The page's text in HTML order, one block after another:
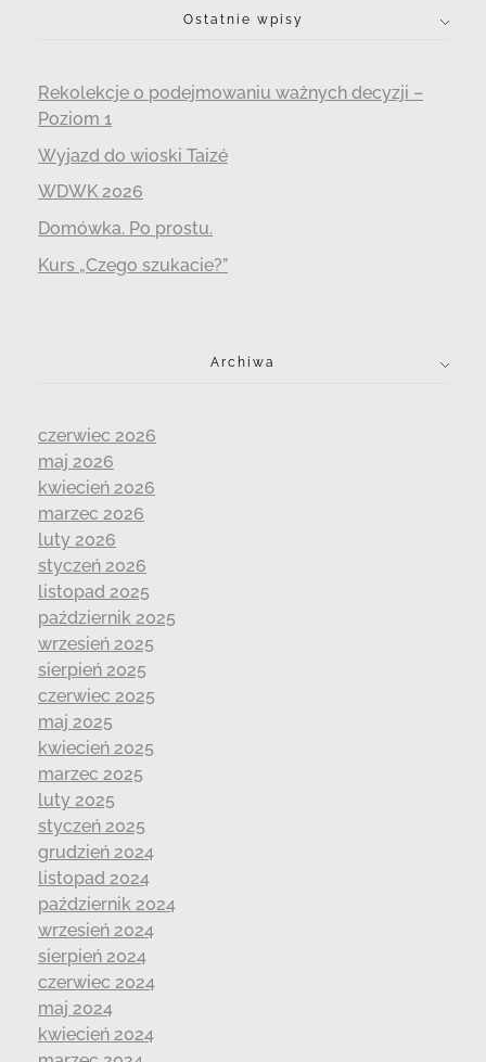
Ostatnie wpisy
Rekolekcje o podejmowaniu ważnych decyzji –
Poziom 1
Wyjazd do wioski Taizé
WDWK 2026
Domówka. Po prostu.
Kurs „Czego szukacie?”
Archiwa
czerwiec 2026
maj 2026
kwiecień 2026
marzec 2026
luty 2026
styczeń 2026
listopad 2025
październik 2025
wrzesień 2025
sierpień 2025
czerwiec 2025
maj 2025
kwiecień 2025
marzec 2025
luty 2025
styczeń 2025
grudzień 2024
listopad 2024
październik 2024
wrzesień 2024
sierpień 2024
czerwiec 2024
maj 2024
kwiecień 2024